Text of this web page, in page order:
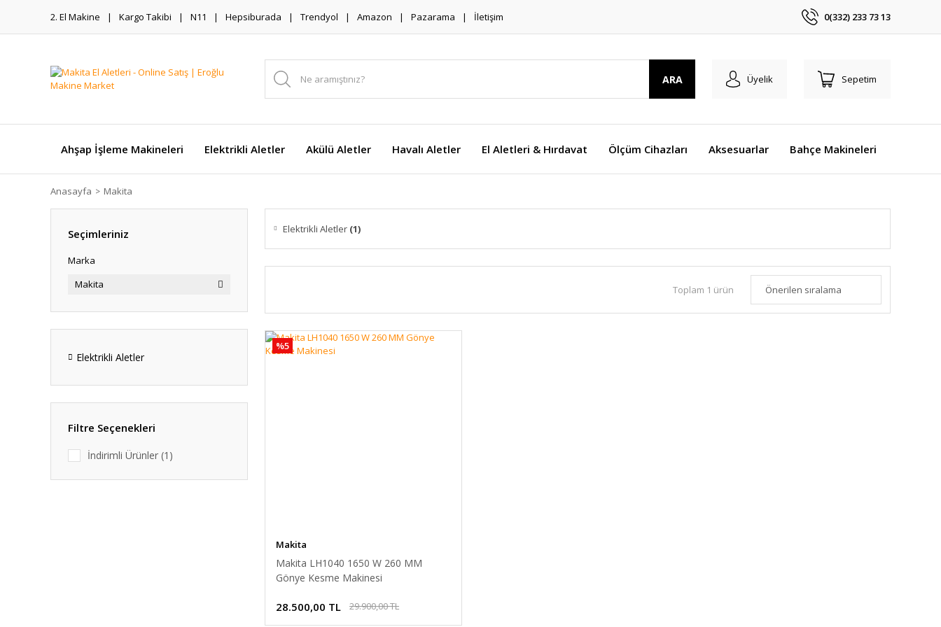
2. El Makine Kargo Takibi N11 Hepsiburada Trendyol Amazon Pazarama İletişim 0(332) 233 73 13
ARA Üyelik Sepetim
Ahşap İşleme Makineleri Elektrikli Aletler Akülü Aletler Havalı Aletler El Aletleri & Hırdavat Ölçüm Cihazları Aksesuarlar Bahçe Makineleri
Anasayfa Makita
Seçimleriniz
Marka
Makita
Elektrikli Aletler
Filtre Seçenekleri
İndirimli Ürünler (1)
Elektrikli Aletler (1)
Toplam 1 ürün
%5
Makita
Makita LH1040 1650 W 260 MM
Gönye Kesme Makinesi
28.500,00 TL 29.900,00 TL